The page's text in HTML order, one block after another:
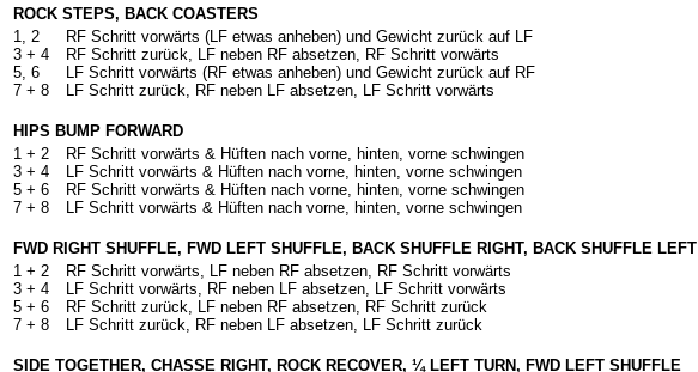
ROCK STEPS, BACK COASTERS
1, 2
3 + 4
5, 6
7 + 8
RF Schritt vorwärts (LF etwas anheben) und Gewicht zurück auf LF
RF Schritt zurück, LF neben RF absetzen, RF Schritt vorwärts
LF Schritt vorwärts (RF etwas anheben) und Gewicht zurück auf RF
LF Schritt zurück, RF neben LF absetzen, LF Schritt vorwärts
HIPS BUMP FORWARD
1 + 2
3 + 4
5 + 6
7 + 8
RF Schritt vorwärts & Hüften nach vorne, hinten, vorne schwingen
LF Schritt vorwärts & Hüften nach vorne, hinten, vorne schwingen
RF Schritt vorwärts & Hüften nach vorne, hinten, vorne schwingen
LF Schritt vorwärts & Hüften nach vorne, hinten, vorne schwingen
FWD RIGHT SHUFFLE, FWD LEFT SHUFFLE, BACK SHUFFLE RIGHT, BACK SHUFFLE LEFT
1 + 2
3 + 4
5 + 6
7 + 8
RF Schritt vorwärts, LF neben RF absetzen, RF Schritt vorwärts
LF Schritt vorwärts, RF neben LF absetzen, LF Schritt vorwärts
RF Schritt zurück, LF neben RF absetzen, RF Schritt zurück
LF Schritt zurück, RF neben LF absetzen, LF Schritt zurück
SIDE TOGETHER, CHASSE RIGHT, ROCK RECOVER, ¼ LEFT TURN, FWD LEFT SHUFFLE